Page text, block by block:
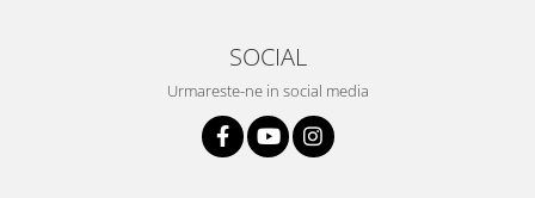
SOCIAL
Urmareste-ne in social media